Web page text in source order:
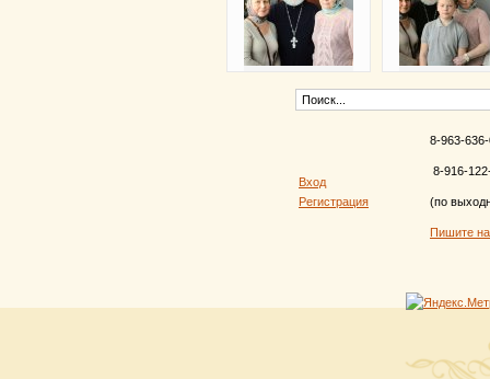
Вход
Регистрация
8-963-
8-916-
(по
Пишите